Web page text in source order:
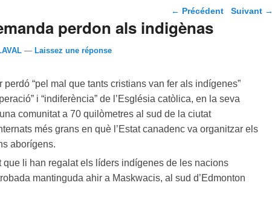
Navigation dans les
← Précédent Suivant →
perdon als indigènas
— Laissez une réponse
“pel mal que tants cristians van fer als indígenes”
i “indiferència” de l’Església catòlica, en la seva
comunitat a 70 quilòmetres al sud de la ciutat
més grans en què l’Estat canadenc va organitzar els
aborígens.